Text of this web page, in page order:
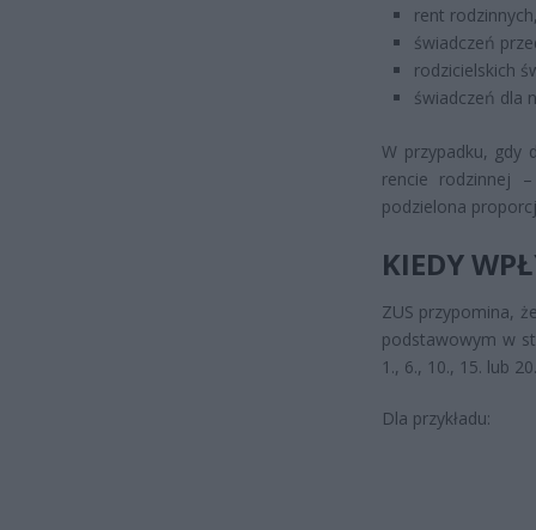
rent
świadczeń
rodzicielskich
świadczeń dla
W przypadku, gdy
rencie rodzinnej
podzielona
KIEDY
ZUS przypomina,
podstawowym w
1., 6., 10., 15. lub
Dla przykładu: